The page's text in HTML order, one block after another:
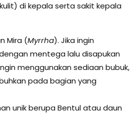
di kepala serta sakit kepala
Mira (Myrrha). Jika ingin
mentega lalu disapukan
menggunakan sediaan bubuk,
pada bagian yang
unik berupa Bentul atau daun